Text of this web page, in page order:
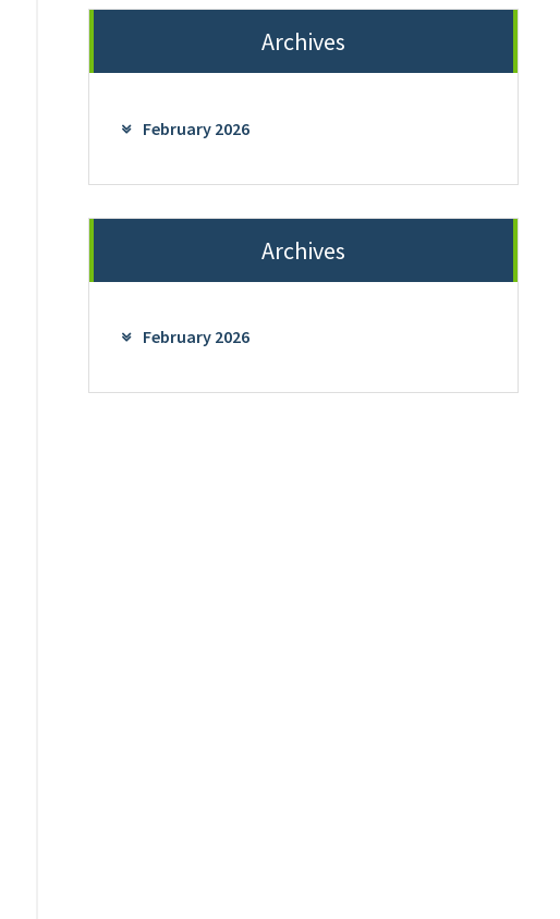
Archives
February 2026
Archives
February 2026